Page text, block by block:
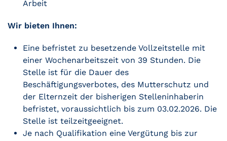
Arbeit
Wir bieten Ihnen:
Eine befristet zu besetzende Vollzeitstelle mit
einer Wochenarbeitszeit von 39 Stunden. Die
Stelle ist für die Dauer des
Beschäftigungsverbotes, des Mutterschutz und
der Elternzeit der bisherigen Stelleninhaberin
befristet, voraussichtlich bis zum 03.02.2026. Die
Stelle ist teilzeitgeeignet.
Je nach Qualifikation eine Vergütung bis zur